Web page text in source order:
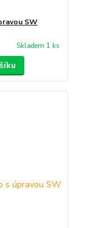
SW
Skladem 1 ks